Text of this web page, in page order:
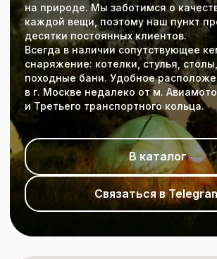
на природе. Мы заботимся о
каждой вещи, поэтому наш пункт
десятки постоянных клиентов.
Всегда в наличии сопутствующее
снаряжение: котелки, стулья,
походные бани. Удобное
в г. Москве недалеко от м.
и Третьего транспортного кольца.
В каталог
Связаться в